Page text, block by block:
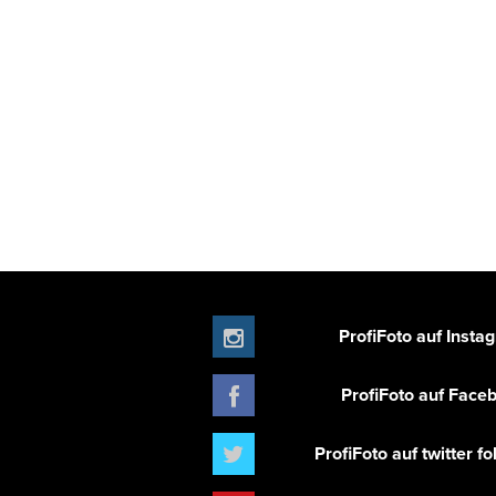
ProfiFoto auf
ProfiFoto auf
ProfiFoto auf twitter